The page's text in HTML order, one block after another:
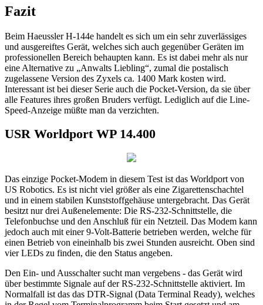
Fazit
Beim Haeussler H-144e handelt es sich um ein sehr zuverlässiges
und ausgereiftes Gerät, welches sich auch gegenüber Geräten im
professionellen Bereich behaupten kann. Es ist dabei mehr als nur
eine Alternative zu „Anwalts Liebling“, zumal die postalisch
zugelassene Version des Zyxels ca. 1400 Mark kosten wird.
Interessant ist bei dieser Serie auch die Pocket-Version, da sie über
alle Features ihres großen Bruders verfügt. Lediglich auf die Line-
Speed-Anzeige müßte man da verzichten.
USR Worldport WP 14.400
Das einzige Pocket-Modem in diesem Test ist das Worldport von
US Robotics. Es ist nicht viel größer als eine Zigarettenschachtel
und in einem stabilen Kunststoffgehäuse untergebracht. Das Gerät
besitzt nur drei Außenelemente: Die RS-232-Schnittstelle, die
Telefonbuchse und den Anschluß für ein Netzteil. Das Modem kann
jedoch auch mit einer 9-Volt-Batterie betrieben werden, welche für
einen Betrieb von eineinhalb bis zwei Stunden ausreicht. Oben sind
vier LEDs zu finden, die den Status angeben.
Den Ein- und Ausschalter sucht man vergebens - das Gerät wird
über bestimmte Signale auf der RS-232-Schnittstelle aktiviert. Im
Normalfall ist das das DTR-Signal (Data Terminal Ready), welches